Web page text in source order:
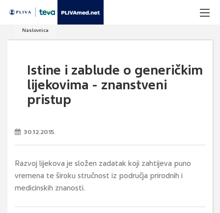
Naslovnica
Istine i zablude o generičkim
lijekovima - znanstveni
pristup
30.12.2015.
Razvoj lijekova je složen zadatak koji zahtijeva puno
vremena te široku stručnost iz područja prirodnih i
medicinskih znanosti.